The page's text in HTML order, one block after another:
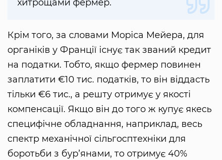
хитрощами фермер.
Крім того, за словами Моріса Мейера, для
органіків у Франції існує так званий кредит
на податки. Тобто, якщо фермер повинен
заплатити €10 тис. податків, то він віддасть
тільки €6 тис., а решту отримує у якості
компенсації. Якщо він до того ж купує якесь
специфічне обладнання, наприклад, весь
спектр механічної сільгосптехніки для
боротьби з бур’янами, то отримує 40%